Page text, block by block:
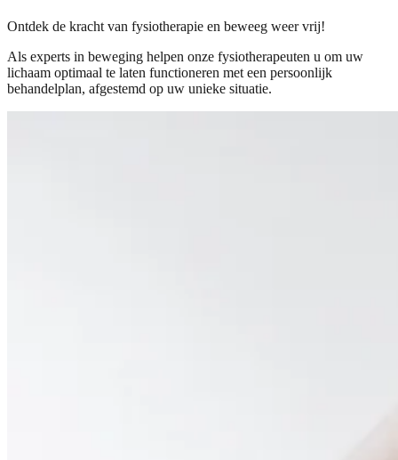
Ontdek de kracht van fysiotherapie en beweeg weer vrij!
Als experts in beweging helpen onze fysiotherapeuten u om uw
lichaam optimaal te laten functioneren met een persoonlijk
behandelplan, afgestemd op uw unieke situatie.